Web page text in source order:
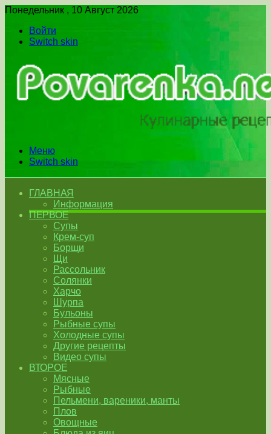
Понедельник , 10 Август 2026
Войти
Switch skin
Меню
Switch skin
ГЛАВНАЯ
Информация
ПЕРВОЕ
Супы
Крем-суп
Борщи
Щи
Рассольник
Солянки
Харчо
Шурпа
Бульоны
Рыбные супы
Холодные супы
Другие рецепты
Видео супы
ВТОРОЕ
Мясные
Рыбные
Пельмени, вареники, манты
Плов
Овощные